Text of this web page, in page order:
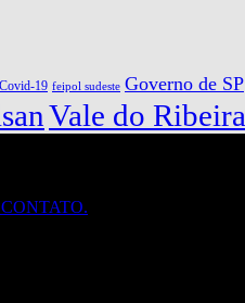
Covid-19 feipol sudeste Governo de SP
Vale do Ribeira